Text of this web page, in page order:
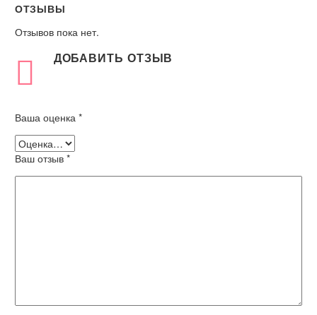
ОТЗЫВЫ
Отзывов пока нет.
ДОБАВИТЬ ОТЗЫВ
Ваша оценка *
Ваш отзыв *